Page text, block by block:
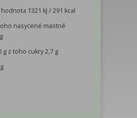
1321 kJ / 291 kcal
nasycené mastné
g z toho cukry 2,7 g